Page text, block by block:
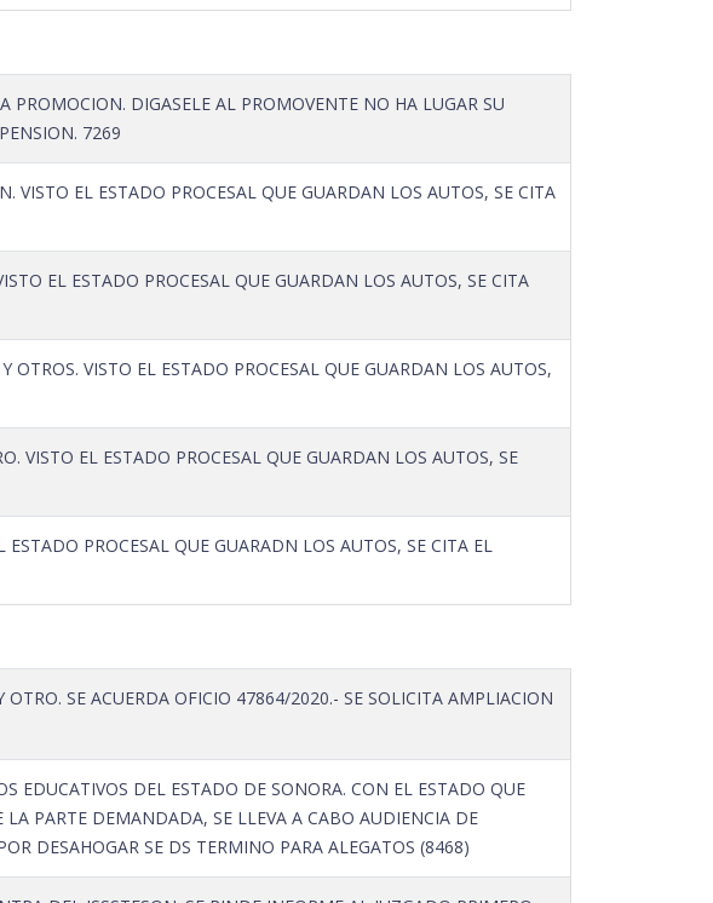
PROMOCION. DIGASELE AL PROMOVENTE NO HA LUGAR SU
7269
VISTO EL ESTADO PROCESAL QUE GUARDAN LOS AUTOS, SE CITA
EL ESTADO PROCESAL QUE GUARDAN LOS AUTOS, SE CITA
OTROS. VISTO EL ESTADO PROCESAL QUE GUARDAN LOS AUTOS,
VISTO EL ESTADO PROCESAL QUE GUARDAN LOS AUTOS, SE
ESTADO PROCESAL QUE GUARADN LOS AUTOS, SE CITA EL
SE ACUERDA OFICIO 47864/2020.- SE SOLICITA AMPLIACION
EDUCATIVOS DEL ESTADO DE SONORA. CON EL ESTADO QUE
PARTE DEMANDADA, SE LLEVA A CABO AUDIENCIA DE
DESAHOGAR SE DS TERMINO PARA ALEGATOS (8468)